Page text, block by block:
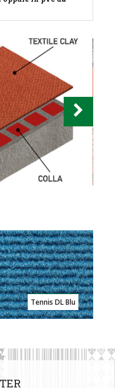
Tennis DL Blu